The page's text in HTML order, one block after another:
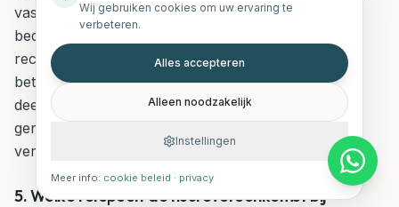
vast bedrag, of een percentage van het betwiste
bedrag). In geval van winst van de zaak, kan de
rechter de verliezende partij veroordelen tot het
betalen van een rechtsplegingsvergoeding, die een
deel van de advocaatkosten dekt. De overige
gerechtskosten zijn in principe verhaalbaar op de
verliezende partij.
5. Welke rol speelt de huurovereenkomst bij
Wij gebruiken cookies om uw ervaring te
verbeteren.
Alles accepteren
Alleen noodzakelijk
Instellingen
Meer info: cookie beleid · privacy